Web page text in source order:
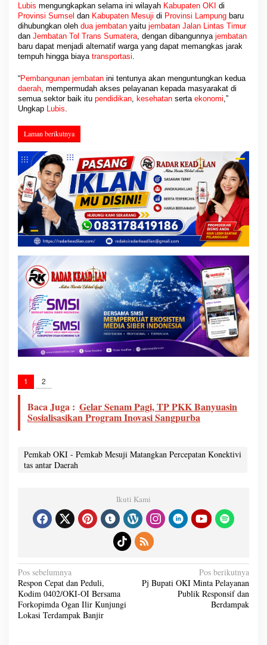
Lubis mengungkapkan selama ini wilayah Kabupaten OKI di
Provinsi Sumsel dan Kabupaten Mesuji di Provinsi Lampung baru
dihubungkan oleh dua jembatan yaitu jembatan Jalan Lintas Timur
dan Jembatan Tol Trans Sumatera , dengan dibangunnya jembatan
baru dapat menjadi alternatif warga yang dapat memangkas jarak
tempuh hingga biaya transportasi
“Pembangunan jembatan ini tentunya akan menguntungkan kedua
daerah , mempermudah akses pelayanan kepada masyarakat di
semua sektor baik itu pendidikan kesehatan serta ekonomi ,”
Ungkap
Lubis
Laman berikutnya
1 2
Baca Juga : Gelar Senam Pagi, TP PKK Banyuasin
Sosialisasikan Program Inovasi Sangpurba
Pemkab OKI - Pemkab Mesuji Matangkan Percepatan Konektivi
tas antar Daerah
Ikuti Kami
N
a
v
i
g
a
s
Pos sebelumnya
Respon Cepat dan Peduli,
Kodim 0402/OKI-OI Bersama
Forkopimda Ogan Ilir Kunjungi
Lokasi Terdampak Banjir
Pos berikutnya
Pj Bupati OKI Minta Pelayanan
Publik Responsif dan
Berdampak